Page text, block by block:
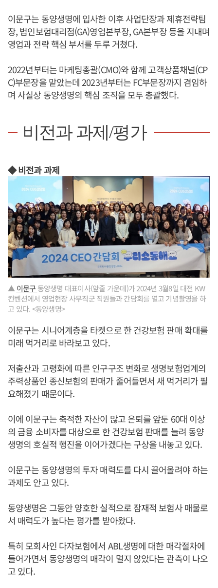
이문구는 동양생명에 입사한 이후 사업단장과 제휴전략팀
장, 법인보험대리점(GA)영업본부장, GA본부장 등을 지내며
영업과 전략 핵심 부서를 두루 거쳤다.
2022년부터는 마케팅총괄(CMO)와 함께 고객상품채널(CP
C)부문장을 맡았는데 2023년부터는 FC부문장까지 겸임하
며 사실상 동양생명의 핵심 조직을 모두 총괄했다.
비전과 과제/평가
◆ 비전과 과제
▲ 이문구 동양생명 대표이사(앞줄 가운데)가 2024년 3월8일 대전 KW
컨벤션에서 영업현장 사무직군 직원들과 간담회를 열고 기념촬영을 하
고 있다. <동양생명>
이문구는 시니어계층을 타켓으로 한 건강보험 판매 확대를
미래 먹거리로 바라보고 있다.
저출산과 고령화에 따른 인구구조 변화로 생명보험업계의
주력상품인 종신보험의 판매가 줄어들면서 새 먹거리가 필
요해졌기 때문이다.
이에 이문구는 축적한 자산이 많고 은퇴를 앞둔 60대 이상
의 금융 소비자를 대상으로 한 건강보험 판매를 늘려 동양
생명의 호실적 행진을 이어가겠다는 구상을 내놓고 있다.
이문구는 동양생명의 투자 매력도를 다시 끌어올려야 하는
과제도 안고 있다.
동양생명은 그동안 양호한 실적으로 잠재적 보험사 매물로
서 매력도가 높다는 평가를 받아왔다.
특히 모회사인 다자보험에서 ABL생명에 대한 매각절차에
들어가면서 동양생명의 매각이 멀지 않았다는 관측이 나오
고 있다.